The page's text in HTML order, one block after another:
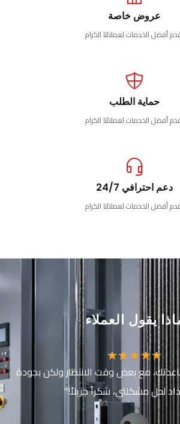
عروض خاصة
أفضل الخدمات لعملائنا الكرام
حماية الطلب
أفضل الخدمات لعملائنا الكرام
دعم احترافي 24/7
أفضل الخدمات لعملائنا الكرام
يقول العملاء
مع بعض وقت الانتظار ولكن بجودة
لحل مشكلتي، شكراً جزيلاً!"